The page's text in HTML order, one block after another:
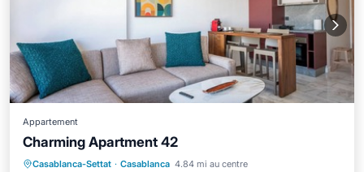
Appartement
Charming Apartment 42
Casablanca-Settat · Casablanca 4.84 mi au centre
Climatisation
Internet